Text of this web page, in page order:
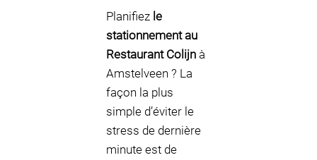
Planifiez le
stationnement au
Restaurant Colijn à
Amstelveen ? La
façon la plus
simple d’éviter le
stress de dernière
minute est de